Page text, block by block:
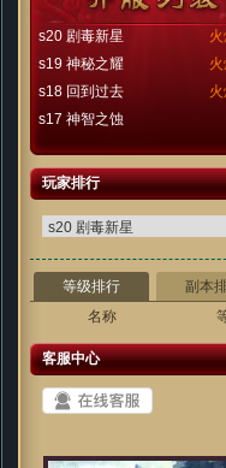
s20 剧毒新星
s19 神秘之耀
s18 回到过去
s17 神智之蚀
玩家排行
等级排行
副本
名称
客服中心